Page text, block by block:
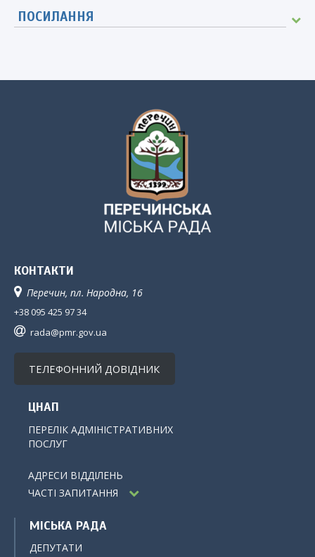
ПОСИЛАННЯ
КОНТАКТИ
Перечин, пл. Народна, 16
+38 095 425 97 34
rada@pmr.gov.ua
ТЕЛЕФОННИЙ ДОВІДНИК
ЦНАП
ПЕРЕЛІК АДМІНІСТРАТИВНИХ
ПОСЛУГ
АДРЕСИ ВІДДІЛЕНЬ
ЧАСТІ ЗАПИТАННЯ
МІСЬКА РАДА
ДЕПУТАТИ